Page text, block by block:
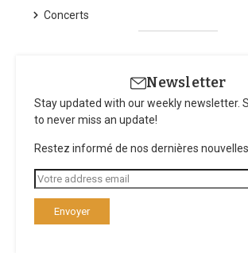
Concerts
Newsletter
Stay updated with our weekly newsletter.
to never miss an update!
Restez informé de nos dernières nouvelles